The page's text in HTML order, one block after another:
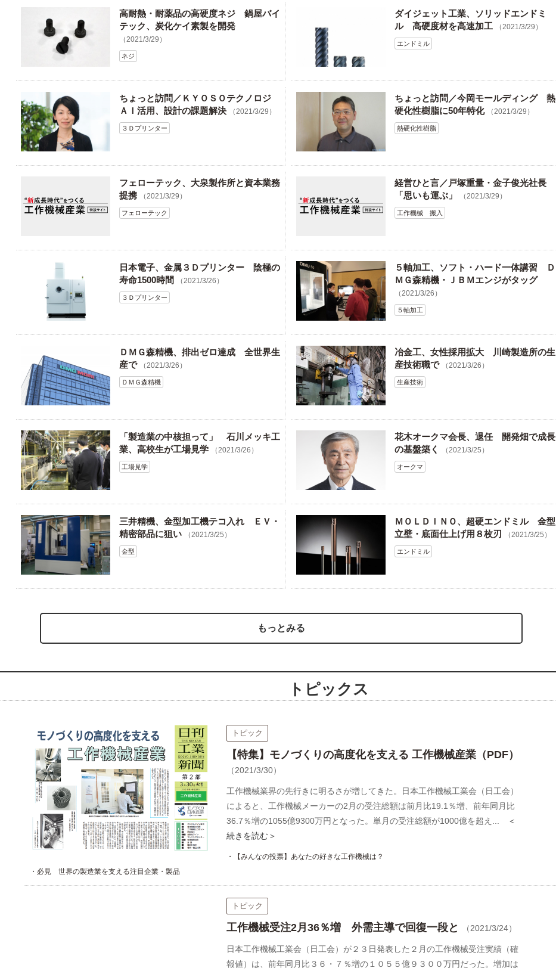
高耐熱・耐薬品の高硬度ネジ 鍋屋バイ
テック、炭化ケイ素製を開発
（2021/3/29）
ネジ
ダイジェット工業、ソリッドエンドミ
ル 高硬度材を高速加工
（2021/3/29）
エンドミル
ちょっと訪問／ＫＹＯＳＯテクノロジ
ＡＩ活用、設計の課題解決
（2021/3/29）
３Ｄプリンター
ちょっと訪問／今岡モールディング 熱
硬化性樹脂に50年特化
（2021/3/29）
熱硬化性樹脂
フェローテック、大泉製作所と資本業務
提携
（2021/3/29）
フェローテック
経営ひと言／戸塚重量・金子俊光社長
「思いも運ぶ」
（2021/3/29）
工作機械 搬入
日本電子、金属３Ｄプリンター 陰極の
寿命1500時間
（2021/3/26）
３Ｄプリンター
５軸加工、ソフト・ハード一体講習 Ｄ
ＭＧ森精機・ＪＢＭエンジがタッグ
（2021/3/26）
５軸加工
ＤＭＧ森精機、排出ゼロ達成 全世界生
産で
（2021/3/26）
ＤＭＧ森精機
冶金工、女性採用拡大 川崎製造所の生
産技術職で
（2021/3/26）
生産技術
「製造業の中核担って」 石川メッキ工
業、高校生が工場見学
（2021/3/26）
工場見学
花木オークマ会長、退任 開発畑で成長
の基盤築く
（2021/3/25）
オークマ
三井精機、金型加工機テコ入れ ＥＶ・
精密部品に狙い
（2021/3/25）
金型
ＭＯＬＤＩＮＯ、超硬エンドミル 金型
立壁・底面仕上げ用８枚刃
（2021/3/25）
エンドミル
もっとみる
トピックス
トピック
【特集】モノづくりの高度化を支える 工作機械産業（PDF）
（2021/3/30）
工作機械業界の先行きに明るさが増してきた。日本工作機械工業会（日工会）
によると、工作機械メーカーの2月の受注総額は前月比19.1％増、前年同月比
36.7％増の1055億9300万円となった。単月の受注総額が1000億を超え...
＜
続きを読む＞
・【みんなの投票】あなたの好きな工作機械は？
・必見 世界の製造業を支える注目企業・製品
トピック
工作機械受注2月36％増 外需主導で回復一段と （2021/3/24）
日本工作機械工業会（日工会）が２３日発表した２月の工作機械受注実績（確
報値）は、前年同月比３６・７％増の１０５５億９３００万円だった。増加は